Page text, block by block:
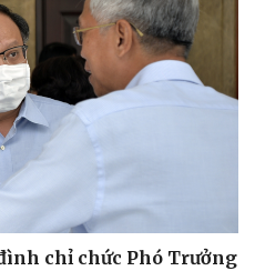
Tỷ giá
Chứng khoán
Giá cà phê
chỉ chức Phó Trưởng